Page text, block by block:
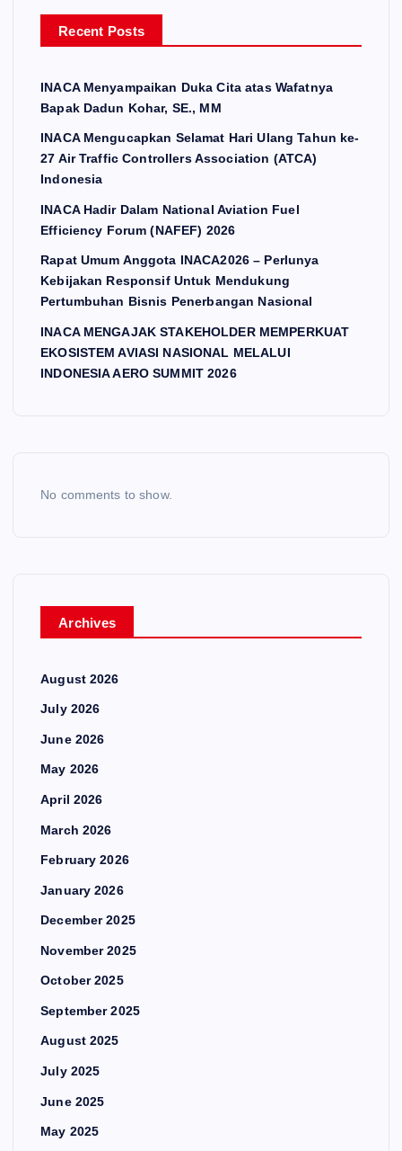
Recent Posts
INACA Menyampaikan Duka Cita atas Wafatnya
Bapak Dadun Kohar, SE., MM
INACA Mengucapkan Selamat Hari Ulang Tahun ke-
27 Air Traffic Controllers Association (ATCA)
Indonesia
INACA Hadir Dalam National Aviation Fuel
Efficiency Forum (NAFEF) 2026
Rapat Umum Anggota INACA2026 – Perlunya
Kebijakan Responsif Untuk Mendukung
Pertumbuhan Bisnis Penerbangan Nasional
INACA MENGAJAK STAKEHOLDER MEMPERKUAT
EKOSISTEM AVIASI NASIONAL MELALUI
INDONESIA AERO SUMMIT 2026
No comments to show.
Archives
August 2026
July 2026
June 2026
May 2026
April 2026
March 2026
February 2026
January 2026
December 2025
November 2025
October 2025
September 2025
August 2025
July 2025
June 2025
May 2025